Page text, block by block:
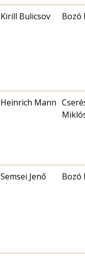
Kirill Bulicsov Bozó
Heinrich Mann
Semsei Jenő Bozó